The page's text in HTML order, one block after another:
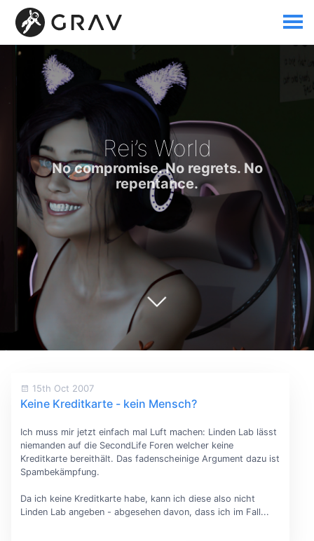
Rei’s World
No compromise. No regrets. No
repentance.
15th Oct 2007
Keine Kreditkarte - kein Mensch?
Ich muss mir jetzt einfach mal Luft machen: Linden Lab lässt
niemanden auf die SecondLife Foren welcher keine
Kreditkarte bereithält. Das fadenscheinige Argument dazu ist
Spambekämpfung.
Da ich keine Kreditkarte habe, kann ich diese also nicht
Linden Lab angeben - abgesehen davon, dass ich im Fall...